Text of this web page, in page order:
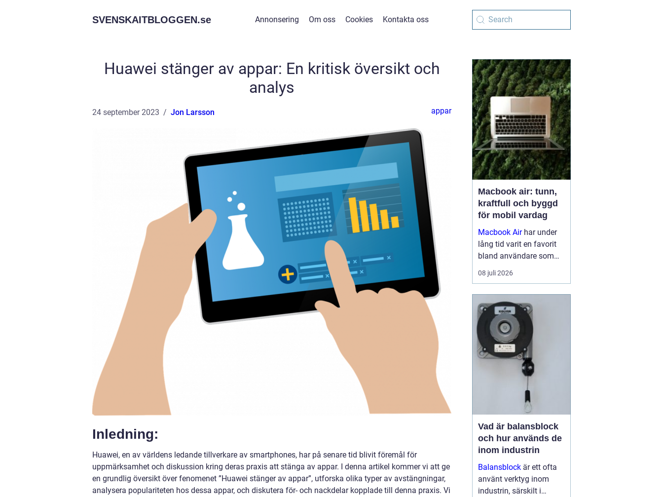
SVENSKAITBLOGGEN.se Annonsering Om oss Cookies Kontakta oss
Huawei stänger av appar: En kritisk översikt och
analys
24 september 2023 Jon Larsson appar
Inledning:
Huawei, en av världens ledande tillverkare av smartphones, har på senare tid blivit föremål för
uppmärksamhet och diskussion kring deras praxis att stänga av appar. I denna artikel kommer vi att ge
en grundlig översikt över fenomenet ”Huawei stänger av appar”, utforska olika typer av avstängningar,
analysera populariteten hos dessa appar, och diskutera för- och nackdelar kopplade till denna praxis. Vi
Macbook air: tunn,
kraftfull och byggd
för mobil vardag
Macbook Airhar under
lång tid varit en favorit
bland användare som
vill ha en lätt, smidig och
samtidigt kraftfull dator
kreativitet. Med apples
egna chip har serien
tagit...
08 juli 2026
Vad är balansblock
och hur används de
inom industrin
Balansblock är ett ofta
använt verktyg inom
industrin, särskilt i